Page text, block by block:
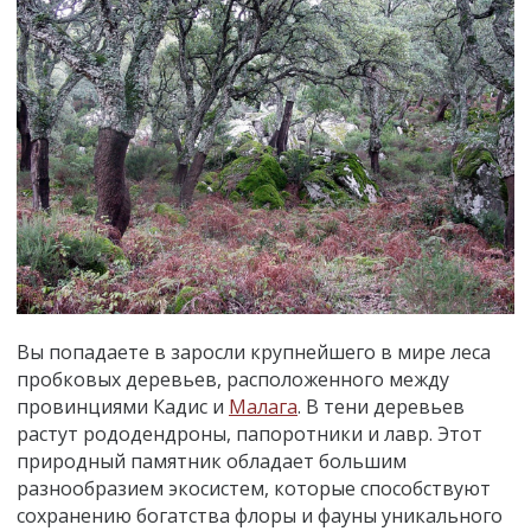
Вы попадаете в заросли крупнейшего в мире леса
пробковых деревьев, расположенного между
провинциями Кадис и Малага. В тени деревьев
растут рододендроны, папоротники и лавр. Этот
природный памятник обладает большим
разнообразием экосистем, которые способствуют
сохранению богатства флоры и фауны уникального